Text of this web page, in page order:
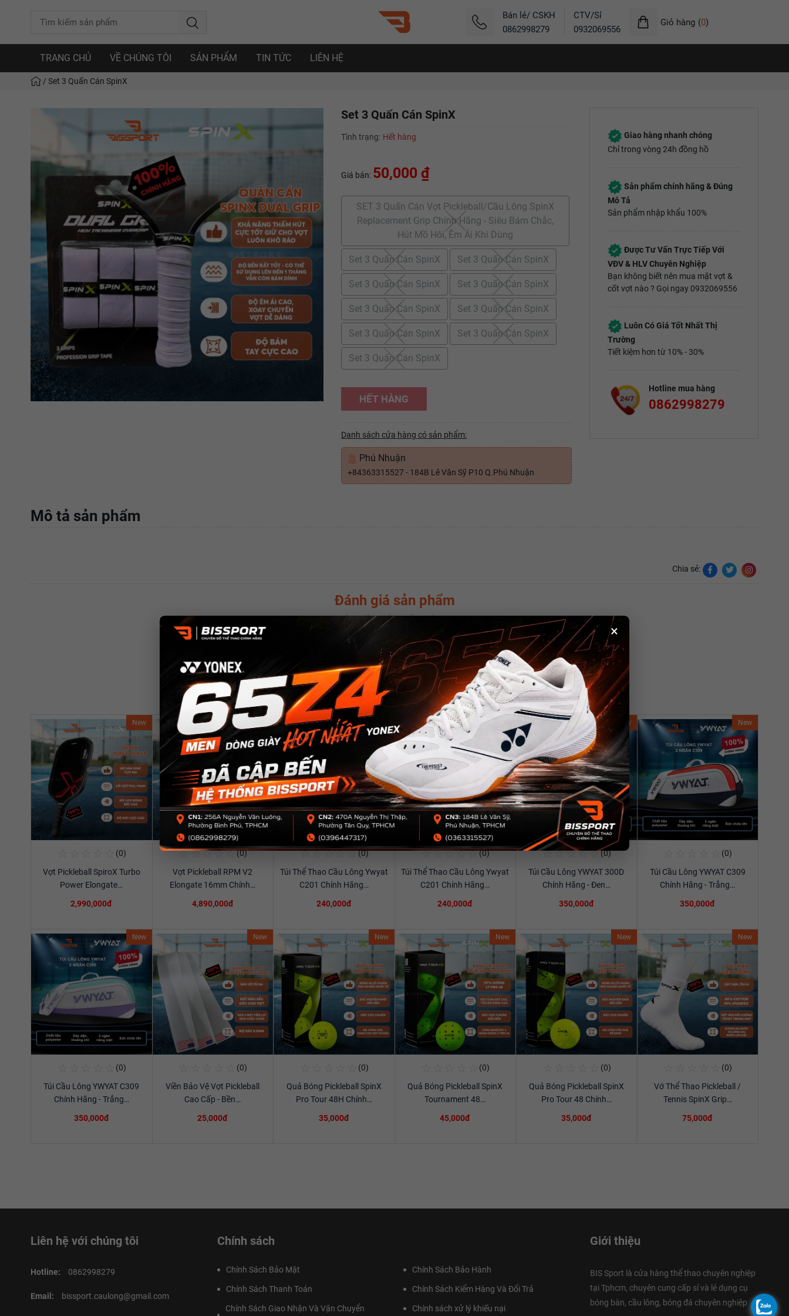
×
Bán lẻ/ CSKH
0862998279
CTV/Sỉ
0932069556
Giỏ hàng (0)
TRANG CHỦ VỀ CHÚNG TÔI SẢN PHẨM TIN TỨC LIÊN HỆ
/ Set 3 Quấn Cán SpinX
Set 3 Quấn Cán SpinX
Tình trạng: Hết hàng
Giá bán: 50,000 ₫
SET 3 Quấn Cán Vợt Pickleball/Cầu Lông SpinX
Replacement Grip Chính Hãng - Siêu Bám Chắc,
Hút Mồ Hôi, Êm Ái Khi Dùng
Set 3 Quấn Cán SpinX Set 3 Quấn Cán SpinX
Set 3 Quấn Cán SpinX Set 3 Quấn Cán SpinX
Set 3 Quấn Cán SpinX Set 3 Quấn Cán SpinX
Set 3 Quấn Cán SpinX Set 3 Quấn Cán SpinX
Set 3 Quấn Cán SpinX
HẾT HÀNG
Danh sách cửa hàng có sản phẩm:
Phú Nhuận
+84363315527 - 184B Lê Văn Sỹ P10 Q.Phú Nhuận
Giao hàng nhanh chóng
Chỉ trong vòng 24h đồng hồ
Sản phẩm chính hãng & Đúng
Mô Tả
Sản phẩm nhập khẩu 100%
Được Tư Vấn Trực Tiếp Với
VĐV & HLV Chuyên Nghiệp
Bạn không biết nên mua mặt vợt &
cốt vợt nào ? Gọi ngay 0932069556
Luôn Có Giá Tốt Nhất Thị
Trường
Tiết kiệm hơn từ 10% - 30%
Hotline mua hàng
0862998279
Mô tả sản phẩm
Chia sẻ:
Đánh giá sản phẩm
bình chọn)
SẢN PHẨM CÙNG LOẠI
New
Xem chi tiết
(0)
Vợt Pickleball SpiroX Turbo
Power Elongate…
2,990,000đ
☆☆☆☆☆(0)
Vợt Pickleball RPM V2
Elongate 16mm Chính…
4,890,000đ
☆☆☆☆☆(0)
Túi Thể Thao Cầu Lông Ywyat
C201 Chính Hãng…
240,000đ
☆☆☆☆☆(0)
Túi Thể Thao Cầu Lông Ywyat
C201 Chính Hãng…
240,000đ
New
Xem chi tiết
☆☆☆☆☆(0)
Túi Cầu Lông YWYAT 300D
Chính Hãng - Đen…
350,000đ
New
Xem chi tiết
(0)
Túi Cầu Lông YWYAT C309
Chính Hãng - Trắng…
350,000đ
New
Xem chi tiết
(0)
Túi Cầu Lông YWYAT C309
Chính Hãng - Trắng…
350,000đ
New
Xem chi tiết
(0)
Viền Bảo Vệ Vợt Pickleball
Cao Cấp - Bền…
25,000đ
New
Xem chi tiết
(0)
Quả Bóng Pickleball SpinX
Pro Tour 48H Chính…
35,000đ
New
Xem chi tiết
(0)
Quả Bóng Pickleball SpinX
Tournament 48…
45,000đ
New
Xem chi tiết
(0)
Quả Bóng Pickleball SpinX
Pro Tour 48 Chính…
35,000đ
New
(0)
Vớ Thể Thao Pickleball /
Tennis SpinX Grip…
75,000đ
Liên hệ với chúng tôi
Hotline: 0862998279
Email: bissport.caulong@gmail.com
Chính sách
Chính Sách Bảo Mật Chính Sách Bảo Hành
Chính Sách Thanh Toán Chính Sách Kiểm Hàng Và Đổi Trả
Chính Sách Giao Nhận Và Vận Chuyển Chính sách xử lý khiếu nại
Giới thiệu
BIS Sport là cửa hàng thể thao chuyên nghiệp
tại Tphcm, chuyên cung cấp sỉ và lẻ dụng cụ
bóng bàn, cầu lông, bóng đá chuyên nghiệp